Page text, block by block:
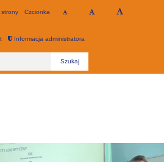
Czcionka
Informacja administratora